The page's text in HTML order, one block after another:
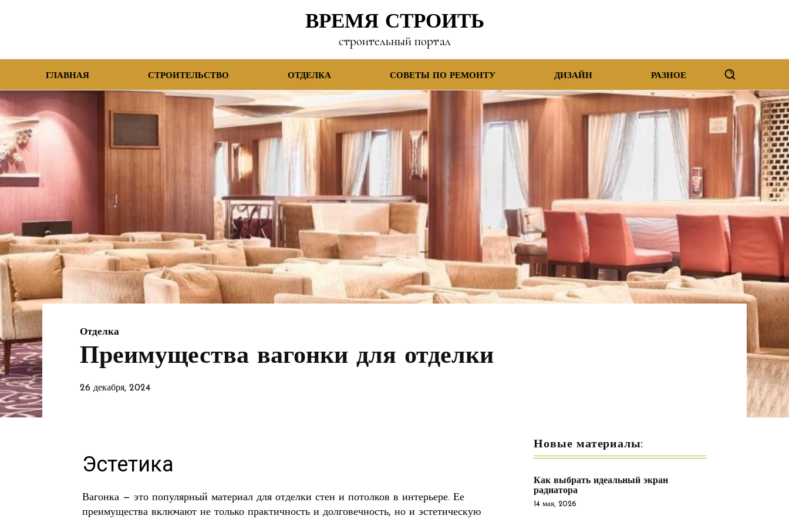
ВРЕМЯ СТРОИТЬ
строительный портал
ГЛАВНАЯ СТРОИТЕЛЬСТВО ОТДЕЛКА СОВЕТЫ ПО РЕМОНТУ ДИЗАЙН РАЗНОЕ
Отделка
Преимущества вагонки для отделки
26 декабря, 2024
Эстетика
Вагонка — это популярный материал для отделки стен и потолков в интерьере. Ее
преимущества включают не только практичность и долговечность, но и эстетическую
Новые материалы:
Как выбрать идеальный экран
радиатора
14 мая, 2026